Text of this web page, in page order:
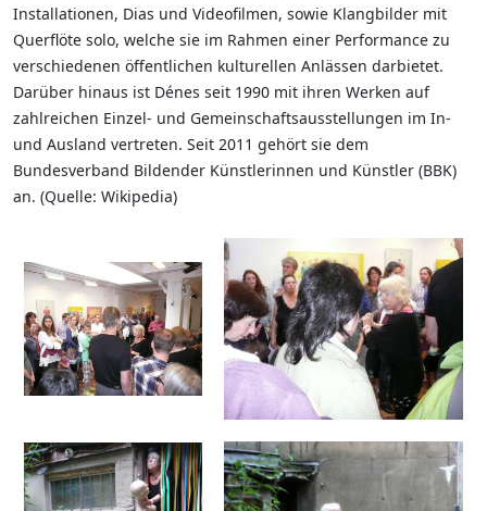
Installationen, Dias und Videofilmen, sowie Klangbilder mit
Querflöte solo, welche sie im Rahmen einer Performance zu
verschiedenen öffentlichen kulturellen Anlässen darbietet.
Darüber hinaus ist Dénes seit 1990 mit ihren Werken auf
zahlreichen Einzel- und Gemeinschaftsausstellungen im In-
und Ausland vertreten. Seit 2011 gehört sie dem
Bundesverband Bildender Künstlerinnen und Künstler (BBK)
an. (Quelle: Wikipedia)